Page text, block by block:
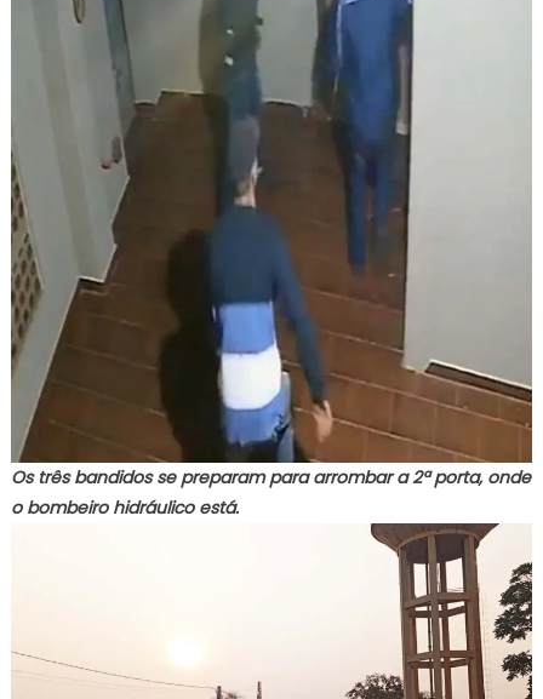
Os três bandidos se preparam para arrombar a 2ª porta, onde
o bombeiro hidráulico está.